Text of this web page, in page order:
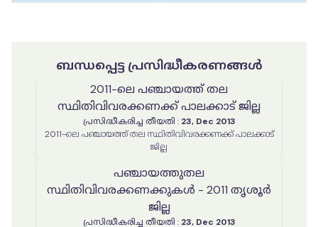
ബന്ധപ്പെട്ട പ്രസിദ്ധീകരണങ്ങൾ
2011-ലെ പഞ്ചായത്ത് തല
സ്ഥിതിവിവരക്കണക്ക് പാലക്കാട് ജില്ല
പ്രസിദ്ധീകരിച്ച തീയതി : 23, Dec 2013
2011-ലെ പഞ്ചായത്ത് തല സ്ഥിതിവിവരക്കണക്ക് പാലക്കാട്
ജില്ല
പഞ്ചായത്തുതല
സ്ഥിതിവിവരക്കണക്കുകൾ - 2011 തൃശൂർ
ജില്ല
പ്രസിദ്ധീകരിച്ച തീയതി : 23, Dec 2013